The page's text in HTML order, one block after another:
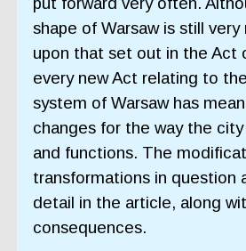
shape of Warsaw is still very
upon that set out in the Act
every new Act relating to
system of Warsaw has
changes for the way the
and functions. The
transformations in question
detail in the article, along
consequences.